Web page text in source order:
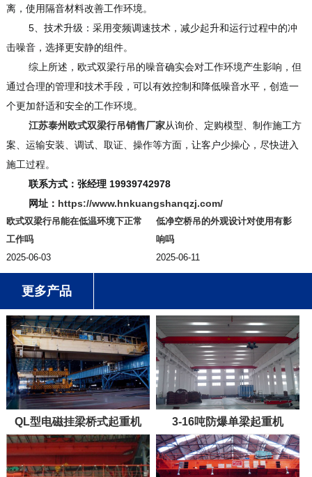
离，使用隔音材料改善工作环境。
5、技术升级：采用变频调速技术，减少起升和运行过程中的冲
击噪音，选择更安静的组件。
综上所述，欧式双梁行吊的噪音确实会对工作环境产生影响，但
通过合理的管理和技术手段，可以有效控制和降低噪音水平，创造一
个更加舒适和安全的工作环境。
江苏泰州欧式双梁行吊销售厂家从询价、定购模型、制作施工方
案、运输安装、调试、取证、操作等方面，让客户少操心，尽快进入
施工过程。
联系方式：张经理 19939742978
网址： https://www.hnkuangshanqzj.com/
欧式双梁行吊能在低温环境下正常
工作吗
2025-06-03
低净空桥吊的外观设计对使用有影
响吗
2025-06-11
更多产品
QL型电磁挂梁桥式起重机 3-16吨防爆单梁起重机